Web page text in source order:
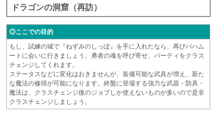
ドラゴンの洞窟（再訪）
◎ここでの目的
もし、試練の城で『ねずみのしっぽ』を手に入れたなら、再びバハム
ートに会いに行きましょう。勇者の魂を呼び寄せ、パーティをクラス
チェンジしてくれます。
ステータスなどに変化はおきませんが、装備可能な武具が増え、新た
な魔法の修得が可能になります。終盤に登場する強力な武器・防具・
魔法は、クラスチェンジ後のジョブしか使えないものが多いので是非
クラスチェンジしましょう。